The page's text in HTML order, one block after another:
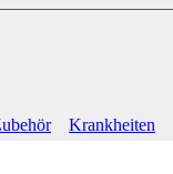
Krankheiten